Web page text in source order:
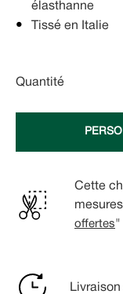
élasthanne
Tissé en Italie
Quantité
Cette
offertes"